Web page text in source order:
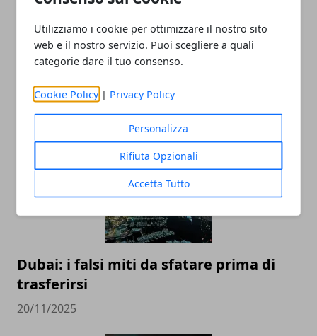
Utilizziamo i cookie per ottimizzare il nostro sito
web e il nostro servizio. Puoi scegliere a quali
categorie dare il tuo consenso.
Cookie Policy | Privacy Policy
Personalizza
Rifiuta Opzionali
Accetta Tutto
Dubai: i falsi miti da sfatare prima di
trasferirsi
20/11/2025